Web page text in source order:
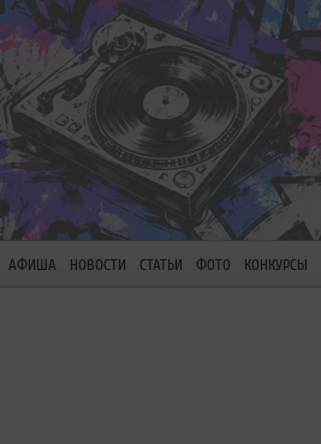
АФИША НОВОСТИ СТАТЬИ ФОТО КОНКУРСЫ